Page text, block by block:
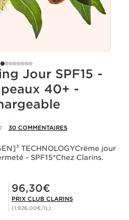
Jour SPF15 -
40+ -
30 COMMENTAIRES
TECHNOLOGYCrème jour
- SPF15*Chez Clarins.
Prix Club Clarins 96,30€
96,30€
PRIX CLUB CLARINS
(1.926,00€/1L)